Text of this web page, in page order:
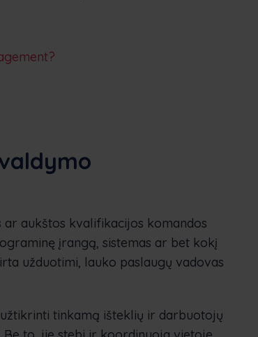
ar aukštos kvalifikacijos komandos
įrangą, sistemas ar bet kokį
užduotimi, lauko paslaugų vadovas
tinkamą išteklių ir darbuotojų